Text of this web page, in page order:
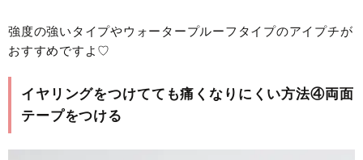
強度の強いタイプやウォータープルーフタイプのアイプチが
おすすめですよ♡
イヤリングをつけてても痛くなりにくい方法④両面
テープをつける